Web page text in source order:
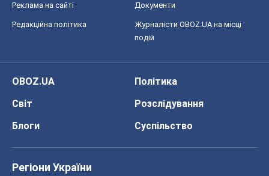
Реклама на сайті Документи
Редакційна політика
Журналісти OBOZ.UA на місці
подій
OBOZ.UA
Політика
Світ
Розслідування
Блоги
Суспільство
Регіони України